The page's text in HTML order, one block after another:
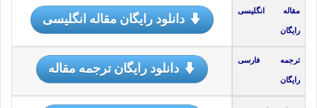
مقاله انگلیسی
رایگان
دانلود رایگان مقاله انگلیسی
ترجمه فارسی
رایگان
دانلود رایگان ترجمه مقاله